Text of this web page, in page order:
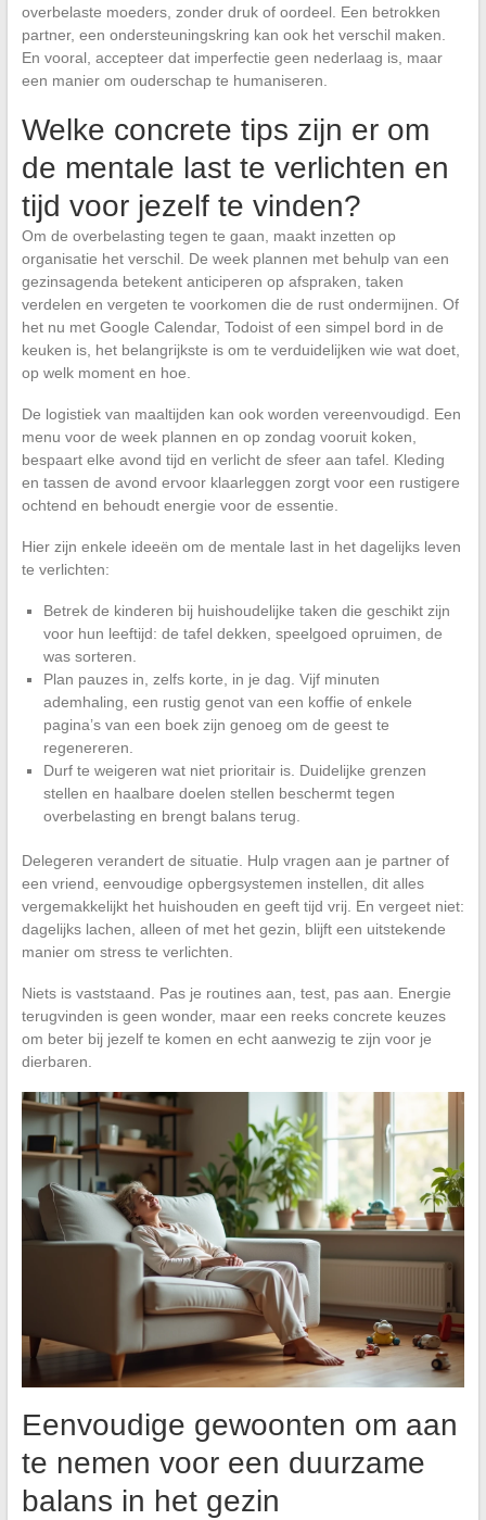
overbelaste moeders, zonder druk of oordeel. Een betrokken
partner, een ondersteuningskring kan ook het verschil maken.
En vooral, accepteer dat imperfectie geen nederlaag is, maar
een manier om ouderschap te humaniseren.
Welke concrete tips zijn er om
de mentale last te verlichten en
tijd voor jezelf te vinden?
Om de overbelasting tegen te gaan, maakt inzetten op
organisatie het verschil. De week plannen met behulp van een
gezinsagenda betekent anticiperen op afspraken, taken
verdelen en vergeten te voorkomen die de rust ondermijnen. Of
het nu met Google Calendar, Todoist of een simpel bord in de
keuken is, het belangrijkste is om te verduidelijken wie wat doet,
op welk moment en hoe.
De logistiek van maaltijden kan ook worden vereenvoudigd. Een
menu voor de week plannen en op zondag vooruit koken,
bespaart elke avond tijd en verlicht de sfeer aan tafel. Kleding
en tassen de avond ervoor klaarleggen zorgt voor een rustigere
ochtend en behoudt energie voor de essentie.
Hier zijn enkele ideeën om de mentale last in het dagelijks leven
te verlichten:
Betrek de kinderen bij huishoudelijke taken die geschikt zijn
voor hun leeftijd: de tafel dekken, speelgoed opruimen, de
was sorteren.
Plan pauzes in, zelfs korte, in je dag. Vijf minuten
ademhaling, een rustig genot van een koffie of enkele
pagina’s van een boek zijn genoeg om de geest te
regenereren.
Durf te weigeren wat niet prioritair is. Duidelijke grenzen
stellen en haalbare doelen stellen beschermt tegen
overbelasting en brengt balans terug.
Delegeren verandert de situatie. Hulp vragen aan je partner of
een vriend, eenvoudige opbergsystemen instellen, dit alles
vergemakkelijkt het huishouden en geeft tijd vrij. En vergeet niet:
dagelijks lachen, alleen of met het gezin, blijft een uitstekende
manier om stress te verlichten.
Niets is vaststaand. Pas je routines aan, test, pas aan. Energie
terugvinden is geen wonder, maar een reeks concrete keuzes
om beter bij jezelf te komen en echt aanwezig te zijn voor je
dierbaren.
Eenvoudige gewoonten om aan
te nemen voor een duurzame
balans in het gezin